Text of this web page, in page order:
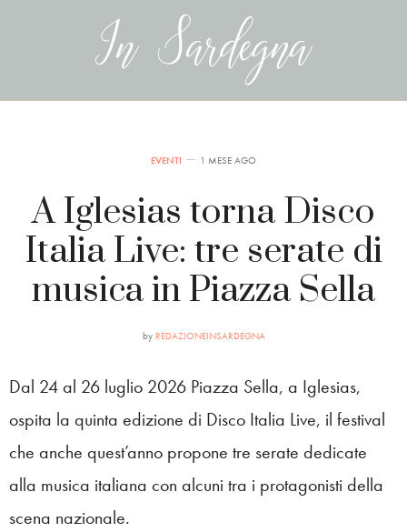
EVENTI 1 MESE AGO
A Iglesias torna Disco
Italia Live: tre serate di
musica in Piazza Sella
by REDAZIONEINSARDEGNA
Dal 24 al 26 luglio 2026 Piazza Sella, a Iglesias,
ospita la quinta edizione di Disco Italia Live, il festival
che anche quest’anno propone tre serate dedicate
alla musica italiana con alcuni tra i protagonisti della
scena nazionale.